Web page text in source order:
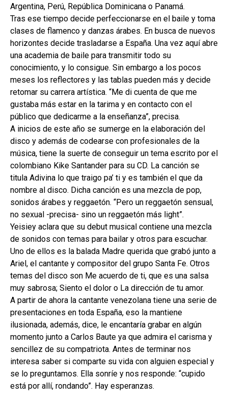
Argentina, Perú, República Dominicana o Panamá.
Tras ese tiempo decide perfeccionarse en el baile y toma
clases de flamenco y danzas árabes. En busca de nuevos
horizontes decide trasladarse a España. Una vez aquí abre
una academia de baile para transmitir todo su
conocimiento, y lo consigue. Sin embargo a los pocos
meses los reflectores y las tablas pueden más y decide
retomar su carrera artística. “Me di cuenta de que me
gustaba más estar en la tarima y en contacto con el
público que dedicarme a la enseñanza”, precisa.
A inicios de este año se sumerge en la elaboración del
disco y además de codearse con profesionales de la
música, tiene la suerte de conseguir un tema escrito por el
colombiano Kike Santander para su CD. La canción se
titula Adivina lo que traigo pa’ ti y es también el que da
nombre al disco. Dicha canción es una mezcla de pop,
sonidos árabes y reggaetón. “Pero un reggaetón sensual,
no sexual -precisa- sino un reggaetón más light”.
Yeisiey aclara que su debut musical contiene una mezcla
de sonidos con temas para bailar y otros para escuchar.
Uno de ellos es la balada Madre querida que grabó junto a
Ariel, el cantante y compositor del grupo Santa Fe. Otros
temas del disco son Me acuerdo de ti, que es una salsa
muy sabrosa; Siento el dolor o La dirección de tu amor.
A partir de ahora la cantante venezolana tiene una serie de
presentaciones en toda España, eso la mantiene
ilusionada, además, dice, le encantaría grabar en algún
momento junto a Carlos Baute ya que admira el carisma y
sencillez de su compatriota. Antes de terminar nos
interesa saber si comparte su vida con alguien especial y
se lo preguntamos. Ella sonríe y nos responde: “cupido
está por allí, rondando”. Hay esperanzas.